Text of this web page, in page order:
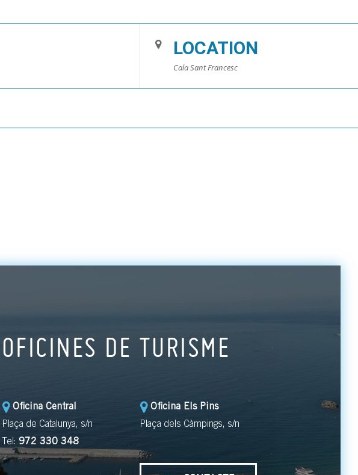
LOCATION
Cala Sant Francesc
OFICINES DE TURISME
Oficina Central
Plaça de Catalunya, s/n
Tel: 972 330 348
Oficina Els Pins
Plaça dels Càmpings, s/n